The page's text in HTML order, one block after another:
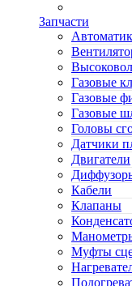
Запчасти
Газовые
Газовые
Газовые
Головы
Датчики
Двигатели
Кабели
Клапаны
Муфты